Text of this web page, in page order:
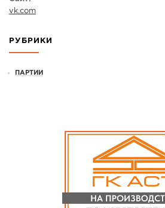
vk.com
РУБРИКИ
ПАРТИИ